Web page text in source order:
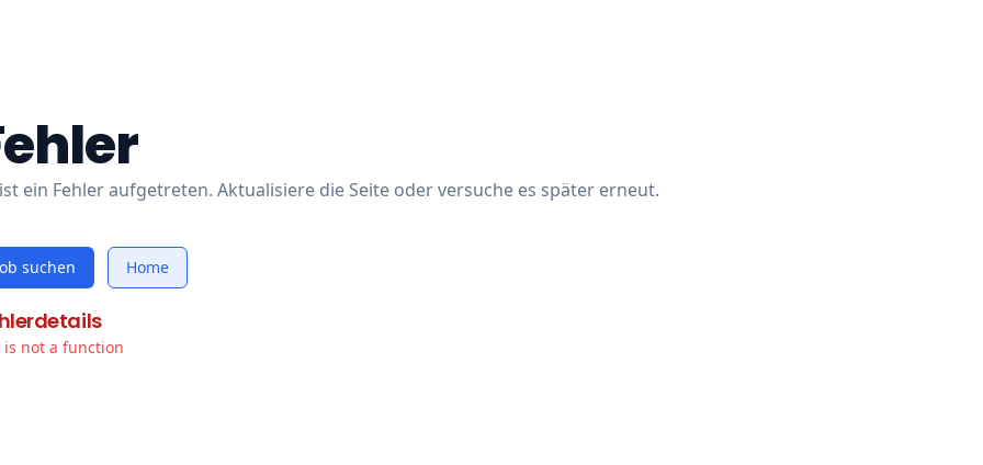
ein Fehler aufgetreten. Aktualisiere die Seite oder versuche es später erneut.
suchen Home
is not a function